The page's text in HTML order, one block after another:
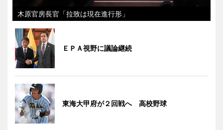
木原官房長官「拉致は現在進行形」
ＥＰＡ視野に議論継続
東海大甲府が２回戦へ 高校野球